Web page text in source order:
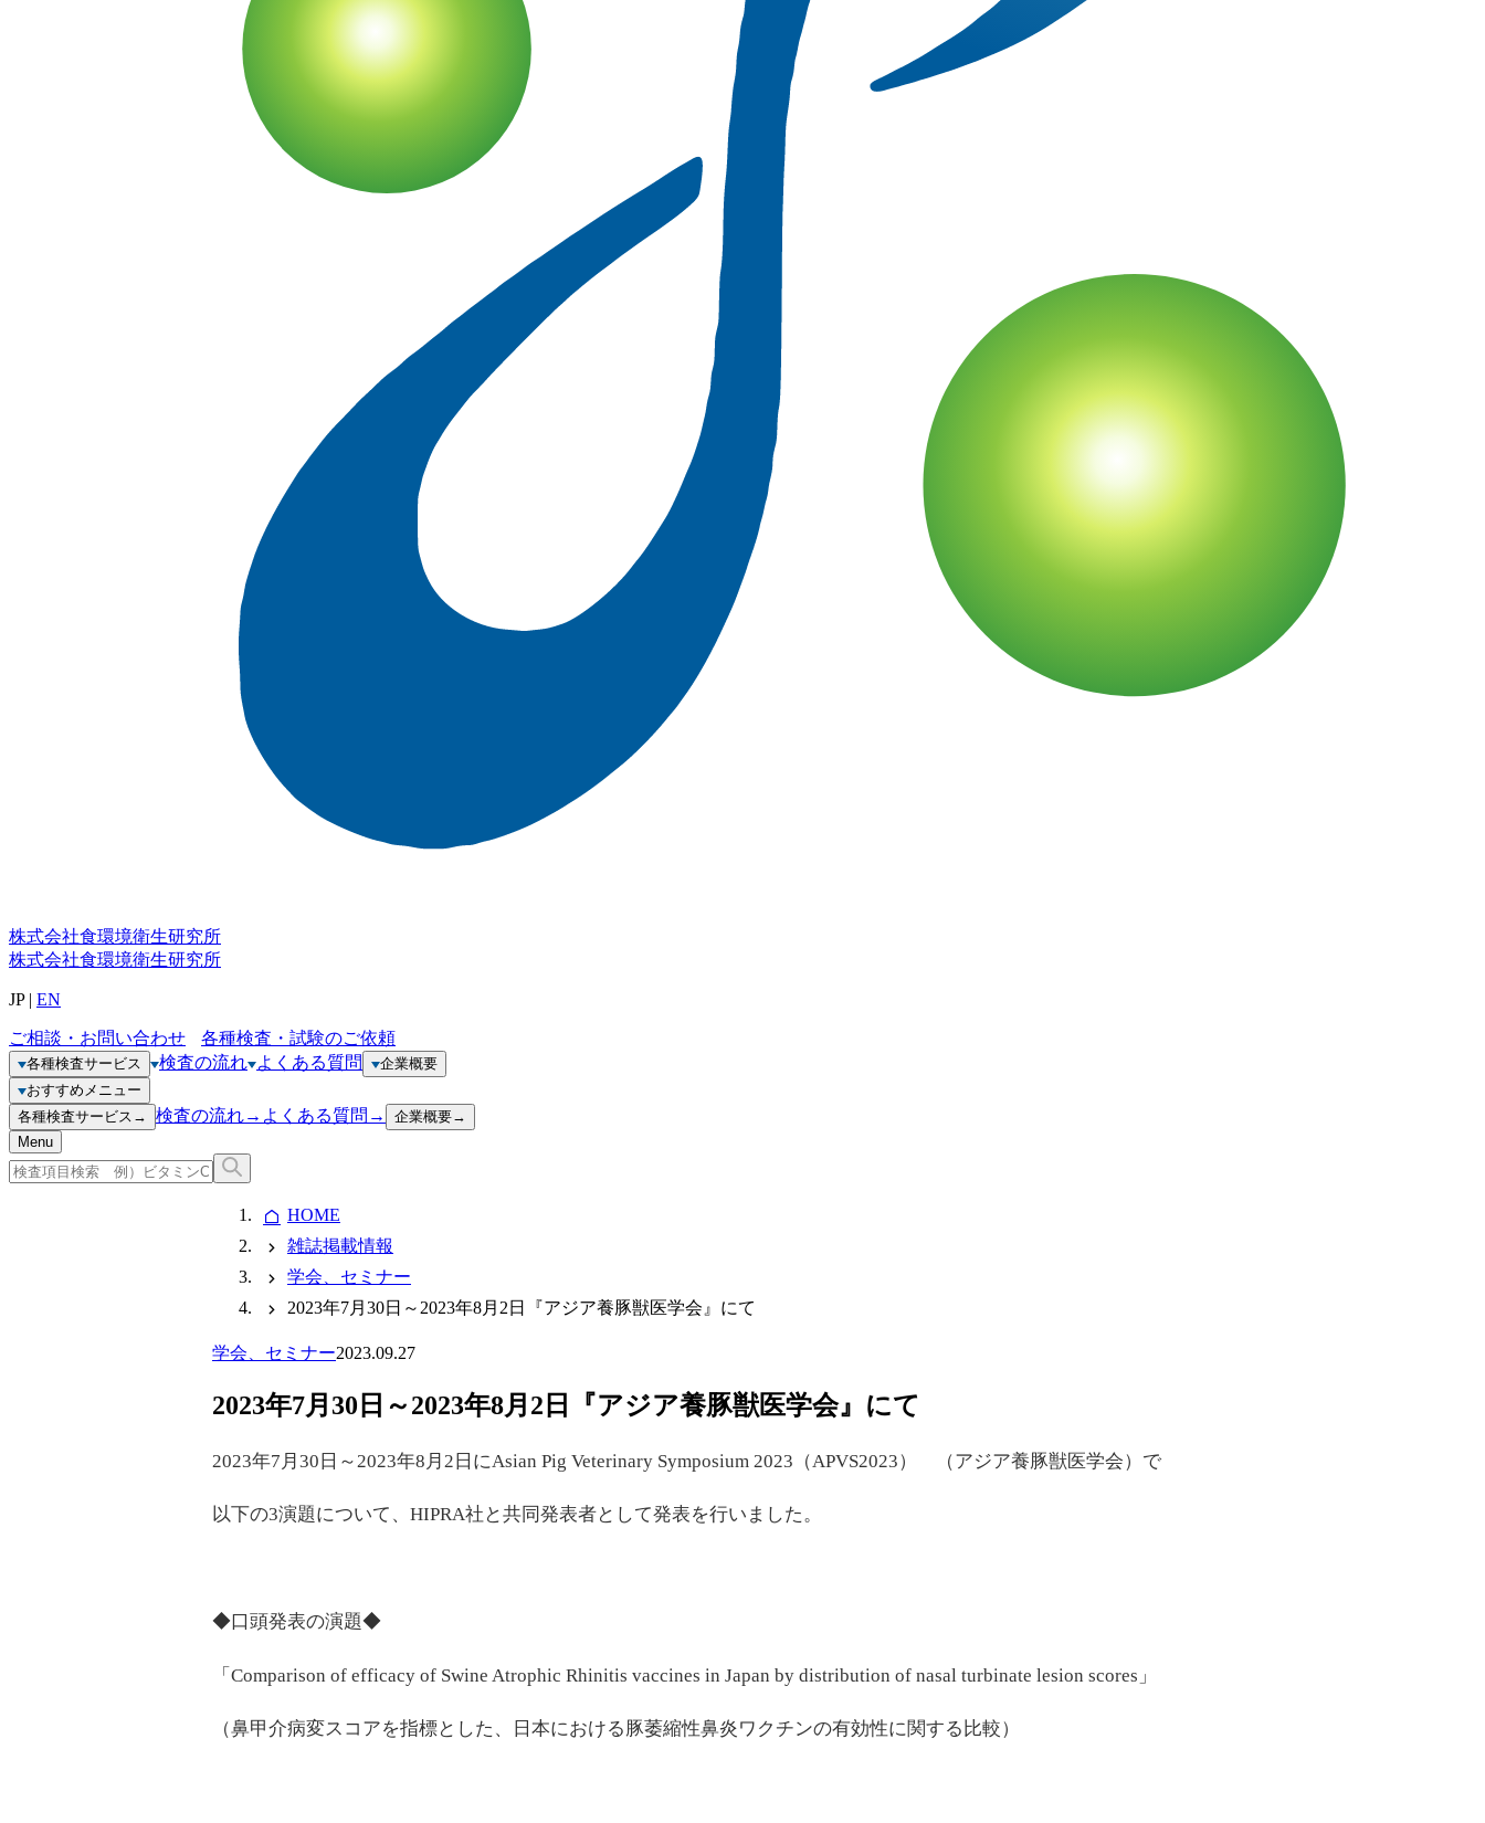
株式会社食環境衛生研究所
株式会社食環境衛生研究所
JP| EN
ご相談・お問い合わせ 各種検査・試験のご依頼
各種検査サービス 検査の流れ よくある質問
企業概要
おすすめメニュー
各種検査サービス → 検査の流れ→ よくある質問 → 企業概要→
Menu
HOME
雑誌掲載情報
学会、セミナー
2023年7月30日～2023年8月2日『アジア養豚獣医学会』にて
学会、セミナー2023.09.27
2023年7月30日～2023年8月2日『アジア養豚獣医学会』にて
2023年7月30日～2023年8月2日にAsian Pig Veterinary Symposium 2023（APVS2023） （アジア養豚獣医学会）で
以下の3演題について、HIPRA社と共同発表者として発表を行いました。
◆口頭発表の演題◆
「Comparison of efficacy of Swine Atrophic Rhinitis vaccines in Japan by distribution of nasal turbinate lesion scores」
（鼻甲介病変スコアを指標とした、日本における豚萎縮性鼻炎ワクチンの有効性に関する比較）